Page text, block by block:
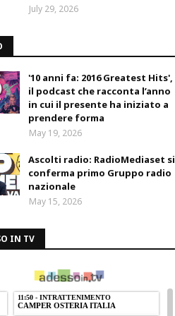
July 29, 2026
'10 anni fa: 2016 Greatest Hits',
il podcast che racconta l’anno
in cui il presente ha iniziato a
prendere forma
May 19, 2026
Ascolti radio: RadioMediaset si
conferma primo Gruppo radio
nazionale
May 15, 2026
IN TV